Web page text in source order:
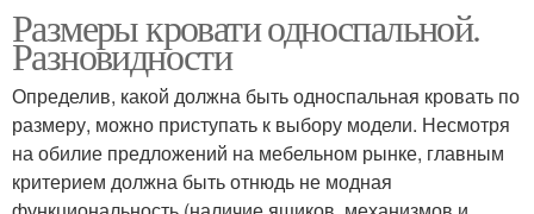
Полуторная кровать Кровати с ящиками
Кровать с выдвижными
ящиками
Размеры кровати односпальной.
Разновидности
Определив, какой должна быть односпальная кровать по
размеру, можно приступать к выбору модели. Несмотря
на обилие предложений на мебельном рынке, главным
критерием должна быть отнюдь не модная